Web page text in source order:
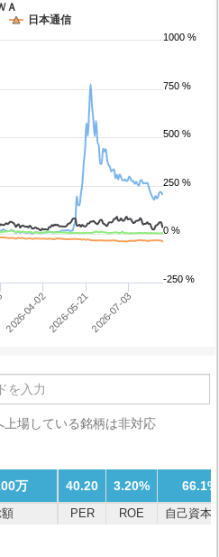
Ａ
日本通信
2026-04-022026-05-212026-07-03
0 %
1000 %
-250 %
250 %
500 %
750 %
場している銘柄は非対応
万 40.20 3.20% 66.1%
PER ROE 自己資本